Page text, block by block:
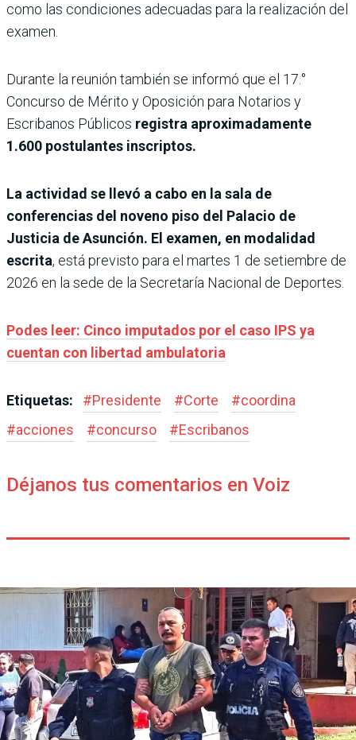
como las condiciones adecuadas para la realización del
examen.
Durante la reunión también se informó que el 17.°
Concurso de Mérito y Oposición para Notarios y
Escribanos Públicos registra aproximadamente
1.600 postulantes inscriptos.
La actividad se llevó a cabo en la sala de
conferencias del noveno piso del Palacio de
Justicia de Asunción. El examen, en modalidad
escrita, está previsto para el martes 1 de setiembre de
2026 en la sede de la Secretaría Nacional de Deportes.
Podes leer: Cinco imputados por el caso IPS ya
cuentan con libertad ambulatoria
Etiquetas: #Presidente #Corte #coordina
#acciones #concurso #Escribanos
Déjanos tus comentarios en Voiz